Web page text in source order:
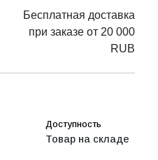
Бесплатная доставка
при заказе от 20 000
RUB
Товар на складе